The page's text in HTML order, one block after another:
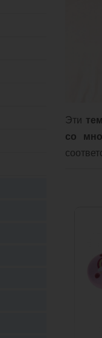
Эти
со